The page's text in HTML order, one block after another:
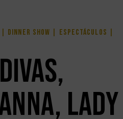
Dinner show ESPECTÁCULOS
Lady